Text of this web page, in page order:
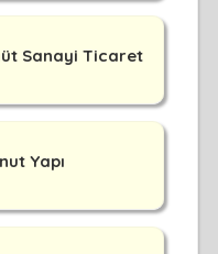
Sanayi Ticaret
Yapı